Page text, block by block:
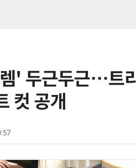
' 두근두근…트
컷 공개
AI Native Enterprise를 지원하는 AI Ready Data